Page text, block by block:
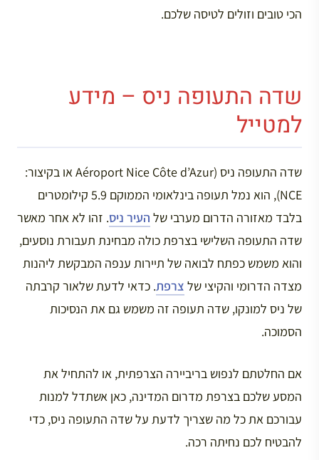
הכי טובים וזולים לטיסה שלכם.
שדה התעופה ניס – מידע
למטייל
שדה התעופה ניס (Aéroport Nice Côte d’Azur או בקיצור:
NCE), הוא נמל תעופה בינלאומי הממוקם 5.9 קילומטרים
בלבד מאזורה הדרום מערבי של העיר ניס. זהו לא אחר מאשר
שדה התעופה השלישי בצרפת כולה מבחינת תעבורת נוסעים,
והוא משמש כפתח לבואה של תיירות ענפה המבקשת ליהנות
מצדה הדרומי והקיצי של צרפת. כדאי לדעת שלאור קרבתה
של ניס למונקו, שדה תעופה זה משמש גם את הנסיכות
הסמוכה.
אם החלטתם לנפוש בריביירה הצרפתית, או להתחיל את
המסע שלכם בצרפת מדרום המדינה, כאן אשתדל למנות
עבורכם את כל מה שצריך לדעת על שדה התעופה ניס, כדי
להבטיח לכם נחיתה רכה.